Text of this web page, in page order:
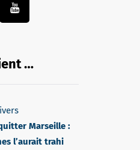
…
Marseille :
l’aurait trahi